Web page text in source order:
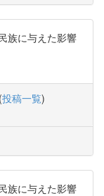
族に与えた影響
(投稿一覧)
族に与えた影響